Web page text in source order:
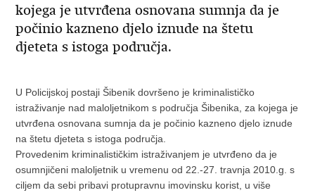
kojega je utvrđena osnovana sumnja da je
počinio kazneno djelo iznude na štetu
djeteta s istoga područja.
U Policijskoj postaji Šibenik dovršeno je kriminalističko
istraživanje nad maloljetnikom s područja Šibenika, za kojega je
utvrđena osnovana sumnja da je počinio kazneno djelo iznude
na štetu djeteta s istoga područja.
Provedenim kriminalističkim istraživanjem je utvrđeno da je
osumnjičeni maloljetnik u vremenu od 22.-27. travnja 2010.g. s
ciljem da sebi pribavi protupravnu imovinsku korist, u više